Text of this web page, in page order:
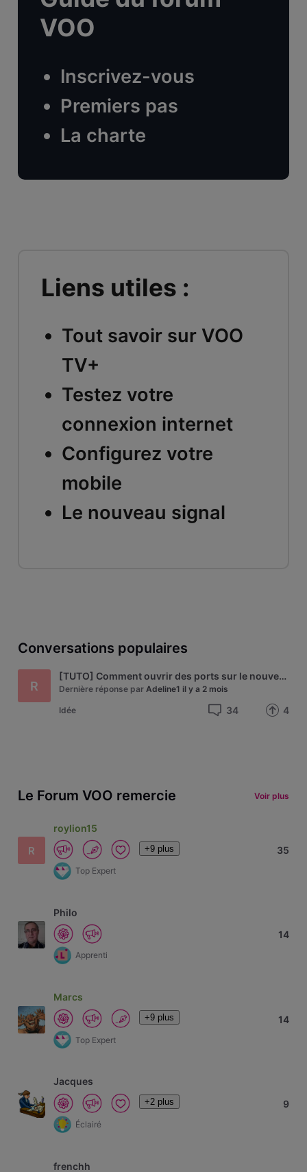
VOO
Inscrivez-vous
Premiers pas
La charte
Liens utiles :
Tout savoir sur VOO
TV+
Testez votre
connexion internet
Configurez votre
mobile
Le nouveau signal
Conversations populaires
R
[TUTO] Comment ouvrir des ports sur le nouveau modem Technicolor de VOO - modèle CGA4233
Dernière réponse par Adeline1 il y a 2 mois
Idée 34 4
Le Forum VOO remercie Voir plus
R
roylion15
+9 plus
Top Expert
35
Philo
Apprenti
14
Marcs
+9 plus
Top Expert
14
Jacques
+2 plus
Éclairé
9
frenchh